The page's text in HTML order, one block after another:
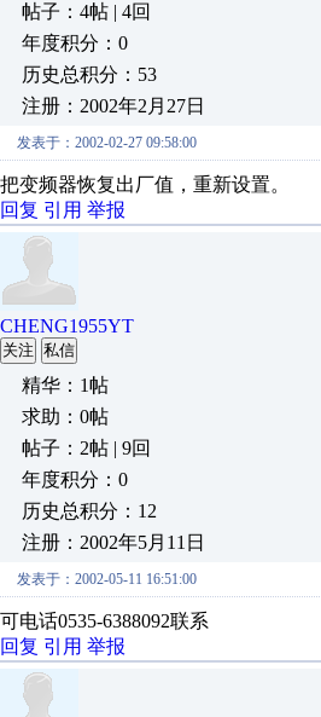
帖子：4帖 | 4回
年度积分：0
历史总积分：53
注册：2002年2月27日
发表于：2002-02-27 09:58:00
把变频器恢复出厂值，重新设置。
回复 引用 举报
CHENG1955YT
关注 私信
精华：1帖
求助：0帖
帖子：2帖 | 9回
年度积分：0
历史总积分：12
注册：2002年5月11日
发表于：2002-05-11 16:51:00
可电话0535-6388092联系
回复 引用 举报